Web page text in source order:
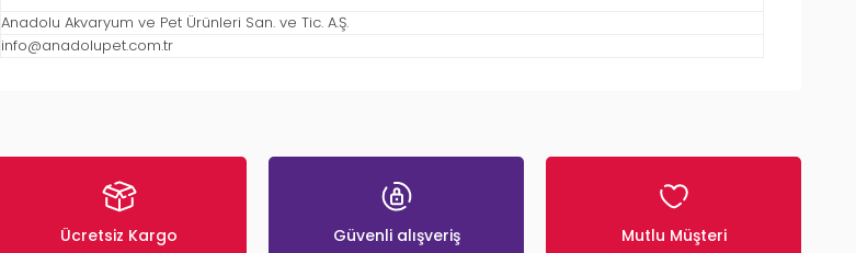
Anadolu Akvaryum ve Pet Ürünleri San. ve Tic. A.Ş.
info@anadolupet.com.tr
Ücretsiz Kargo Güvenli alışveriş Mutlu Müşteri